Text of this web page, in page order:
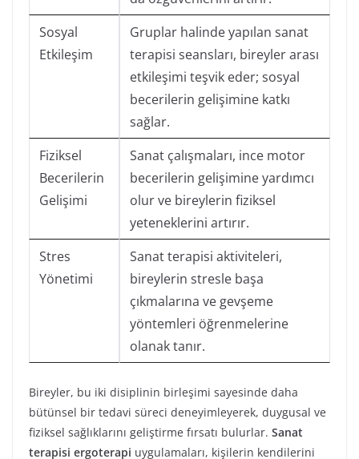
Sosyal
Etkileşim
Gruplar halinde yapılan sanat
terapisi seansları, bireyler arası
etkileşimi teşvik eder; sosyal
becerilerin gelişimine katkı
sağlar.
Fiziksel
Becerilerin
Gelişimi
Sanat çalışmaları, ince motor
becerilerin gelişimine yardımcı
olur ve bireylerin fiziksel
yeteneklerini artırır.
Stres
Yönetimi
Sanat terapisi aktiviteleri,
bireylerin stresle başa
çıkmalarına ve gevşeme
yöntemleri öğrenmelerine
olanak tanır.
Bireyler, bu iki disiplinin birleşimi sayesinde daha
bütünsel bir tedavi süreci deneyimleyerek, duygusal ve
fiziksel sağlıklarını geliştirme fırsatı bulurlar. Sanat
terapisi ergoterapi uygulamaları, kişilerin kendilerini